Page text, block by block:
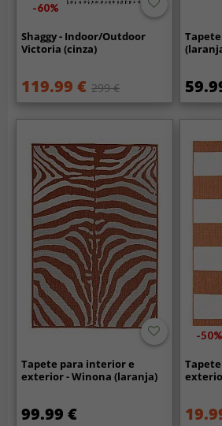
-60%
Shaggy - Indoor/Outdoor
Victoria (cinza)
119.99 € 299 €
Tapete para interior e
exterior - Winona (laranja)
99.99 €
-50%